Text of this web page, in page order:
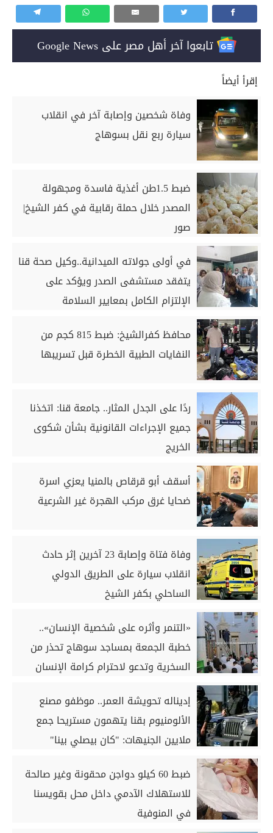
تابعوا آخر أهل مصر على Google News
إقرأ أيضاً
وفاة شخصين وإصابة آخر في انقلاب
سيارة ربع نقل بسوهاج
ضبط 1.5طن أغذية فاسدة ومجهولة
المصدر خلال حملة رقابية في كفر الشيخ|
صور
في أولى جولاته الميدانية..وكيل صحة قنا
يتفقد مستشفى الصدر ويؤكد على
الإلتزام الكامل بمعايير السلامة
محافظ كفرالشيخ: ضبط 815 كجم من
النفايات الطبية الخطرة قبل تسريبها
ردًا على الجدل المثار.. جامعة قنا: اتخذنا
جميع الإجراءات القانونية بشأن شكوى
الخريج
أسقف أبو قرقاص بالمنيا يعزي اسرة
ضحايا غرق مركب الهجرة غير الشرعية
وفاة فتاة وإصابة 23 آخرين إثر حادث
انقلاب سيارة على الطريق الدولي
الساحلي بكفر الشيخ
«التنمر وأثره على شخصية الإنسان»..
خطبة الجمعة بمساجد سوهاج تحذر من
السخرية وتدعو لاحترام كرامة الإنسان
إديناله تحويشة العمر.. موظفو مصنع
الألومنيوم بقنا يتهمون مستريحا جمع
ملايين الجنيهات: "كان بيصلي بينا"
ضبط 60 كيلو دواجن محقونة وغير صالحة
للاستهلاك الآدمي داخل محل بقويسنا
في المنوفية